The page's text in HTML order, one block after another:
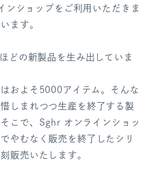
気に入り
ンショップをご利用いただきま
ます。
どの新製品を生み出していま
およそ5000アイテム。そんな
しまれつつ生産を終了する製
こで、Sghr オンラインショッ
やむなく販売を終了したシリ
販売いたします。